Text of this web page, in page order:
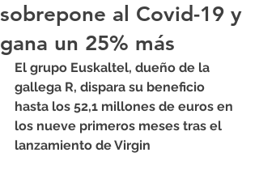
sobrepone al Covid-19 y
gana un 25% más
El grupo Euskaltel, dueño de la
gallega R, dispara su beneficio
hasta los 52,1 millones de euros en
los nueve primeros meses tras el
lanzamiento de Virgin